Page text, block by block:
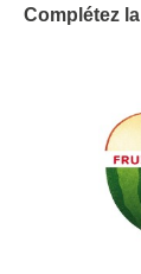
Complétez